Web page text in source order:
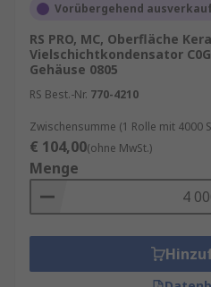
Vorübergehend
RS PRO, MC, Oberfläche
Vielschichtkondensator
Gehäuse 0805
RS Best.-Nr. 770-4210
Zwischensumme (1 Rolle mit 4000
€ 104,00(ohne MwSt.)
Menge